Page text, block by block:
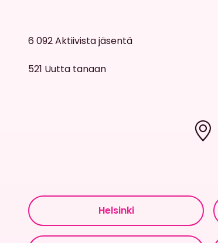
6 092Aktiivista jäsentä
521 Uutta tanaan
Helsinki